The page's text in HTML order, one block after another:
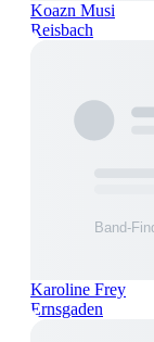
Koazn Musi
Reisbach
Karoline Frey
Ernsgaden